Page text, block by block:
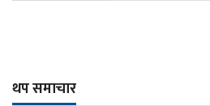
थप समाचार